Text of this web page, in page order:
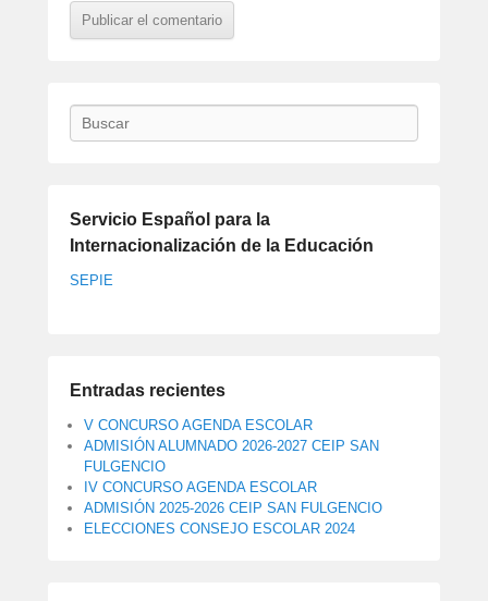
Buscar
Servicio Español para la
Internacionalización de la Educación
SEPIE
Entradas recientes
V CONCURSO AGENDA ESCOLAR
ADMISIÓN ALUMNADO 2026-2027 CEIP SAN
FULGENCIO
IV CONCURSO AGENDA ESCOLAR
ADMISIÓN 2025-2026 CEIP SAN FULGENCIO
ELECCIONES CONSEJO ESCOLAR 2024